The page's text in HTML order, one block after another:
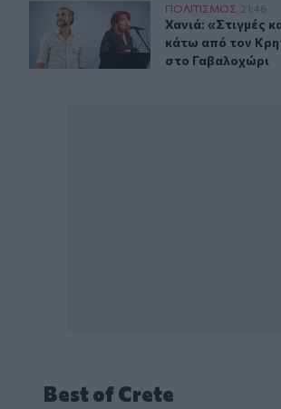
Χανιά: «Στιγμές και Μελωδίες
ΠΟΛΙΤΙΣΜΟΣ 21:48
Χανιά:
Χανιά: «Στιγμές
κάτω από τον
στο Γαβαλοχώρι
Best of Crete